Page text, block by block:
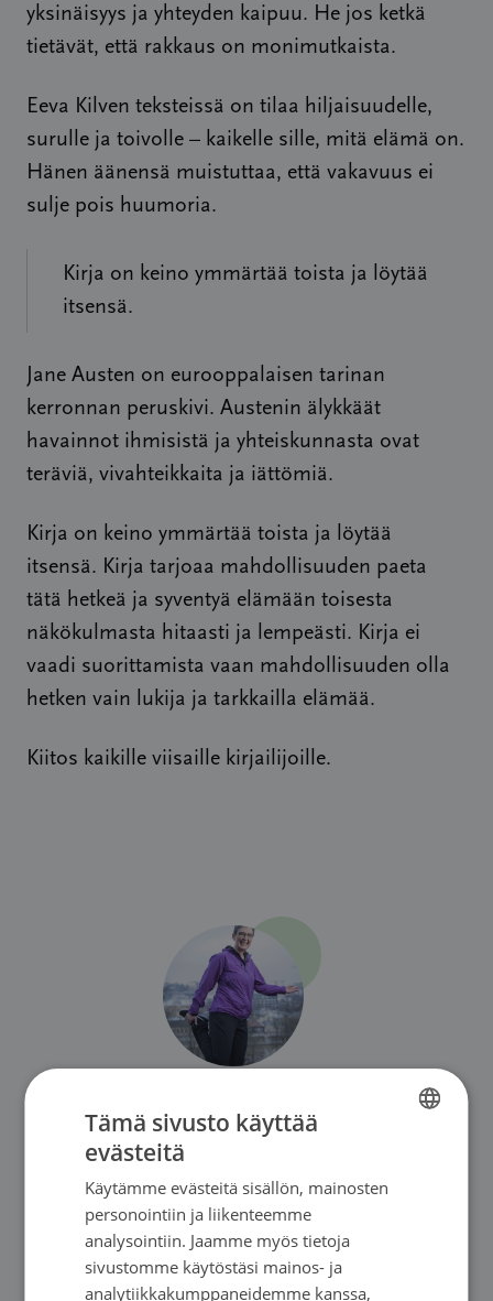
yksinäisyys ja yhteyden kaipuu. He jos ketkä
tietävät, että rakkaus on monimutkaista.
Eeva Kilven teksteissä on tilaa hiljaisuudelle,
surulle ja toivolle – kaikelle sille, mitä elämä on.
Hänen äänensä muistuttaa, että vakavuus ei
sulje pois huumoria.
Kirja on keino ymmärtää toista ja löytää
itsensä.
Jane Austen on eurooppalaisen tarinan
kerronnan peruskivi. Austenin älykkäät
havainnot ihmisistä ja yhteiskunnasta ovat
teräviä, vivahteikkaita ja iättömiä.
Kirja on keino ymmärtää toista ja löytää
itsensä. Kirja tarjoaa mahdollisuuden paeta
tätä hetkeä ja syventyä elämään toisesta
näkökulmasta hitaasti ja lempeästi. Kirja ei
vaadi suorittamista vaan mahdollisuuden olla
hetken vain lukija ja tarkkailla elämää.
Kiitos kaikille viisaille kirjailijoille.
Sirkku Jyrkkiö
Syöpätautien erikoislääkäri, dosentti, Syöpä-lehden
päätoimittaja
FINNISH
Tämä sivusto käyttää
evästeitä
Käytämme evästeitä sisällön, mainosten
personointiin ja liikenteemme
analysointiin. Jaamme myös tietoja
sivustomme käytöstäsi mainos- ja
analytiikkakumppaneidemme kanssa,